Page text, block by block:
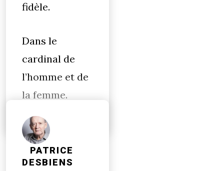
fidèle.
Dans le
cardinal de
l’homme et de
la femme.
PATRICE
DESBIENS